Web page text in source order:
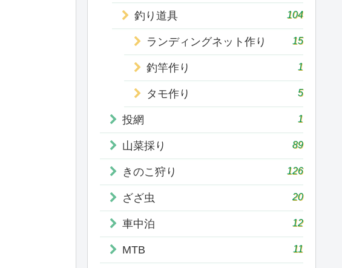
釣り道具 104
ランディングネット作り 15
釣竿作り 1
タモ作り 5
投網 1
山菜採り 89
きのこ狩り 126
ざざ虫 20
車中泊 12
MTB 11